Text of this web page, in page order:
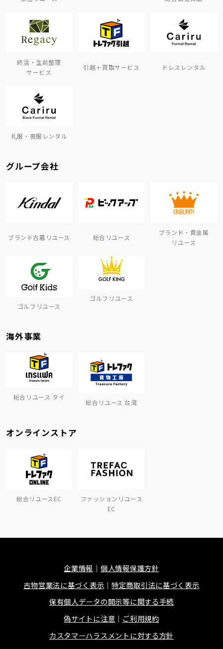
終活・生前整理
サービス
引越＋買取サービス ドレスレンタル
礼服・喪服レンタル
グループ会社
ブランド古着リユース 総合リユース
ブランド・貴金属
リユース
ゴルフリユース
ゴルフリユース
海外事業
総合リユース タイ
総合リユース 台湾
オンラインストア
総合リユースEC
ファッションリユース
EC
企業情報
個人情報保護方針
古物営業法に基づく表示
特定商取引法に基づく表示
保有個人データの開示等に関する手続
偽サイトに注意
ご利用規約
カスタマーハラスメントに対する方針